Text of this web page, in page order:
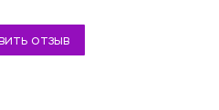
отзыв